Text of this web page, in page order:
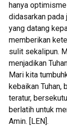
hanya
didasarkan pada
yang datang
memberikan
sulit sekalipun.
menjadikan
Mari kita
kebaikan Tuhan,
teratur,
berlatih untuk
Amin. [LEN].